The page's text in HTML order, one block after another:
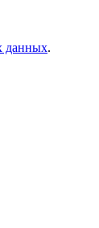
данных.